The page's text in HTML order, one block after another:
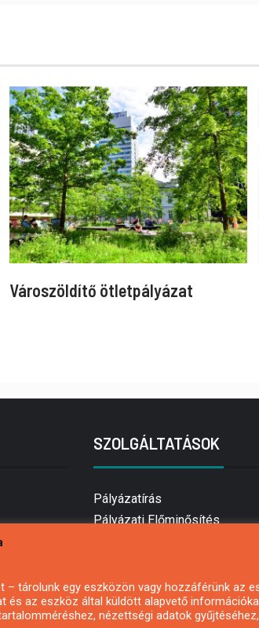
Városzöldítő ötletpályázat
SZOLGÁLTATÁSOK
Pályázatírás
Pályázati Előminősítés
Mezőgazdasági pályázatírás
Pályázatírás
– tárolunk egy eszközön vagy hozzáférünk az
és az eszköz által küldött alapvető
nézettségi adatok